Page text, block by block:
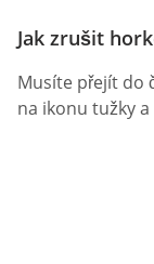
Jak zrušit
Musíte přejít do
na ikonu tužky